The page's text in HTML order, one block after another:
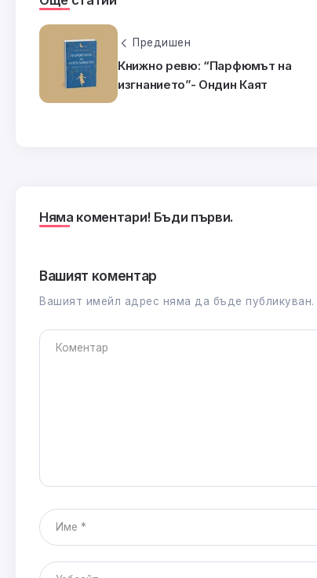
Предишен
Книжно ревю: “Парфюмът на
изгнанието”- Ондин Каят
Няма коментари! Бъди първи.
Вашият коментар
Вашият имейл адрес няма да бъде публикуван.